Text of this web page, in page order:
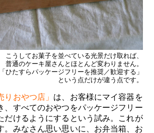
こうしてお菓子を並べている光景だけ取れば、
普通のケーキ屋さんとほとんど変わりません。
「ひたすらパッケージフリーを推奨／歓迎する」
という点だけが違う点です。
りおやつ店」 は、お客様にマイ容器を
、すべてのおやつをパッケージフリー
だけるようにするという試み。これが
。みなさん思い思いに、お弁当箱、お